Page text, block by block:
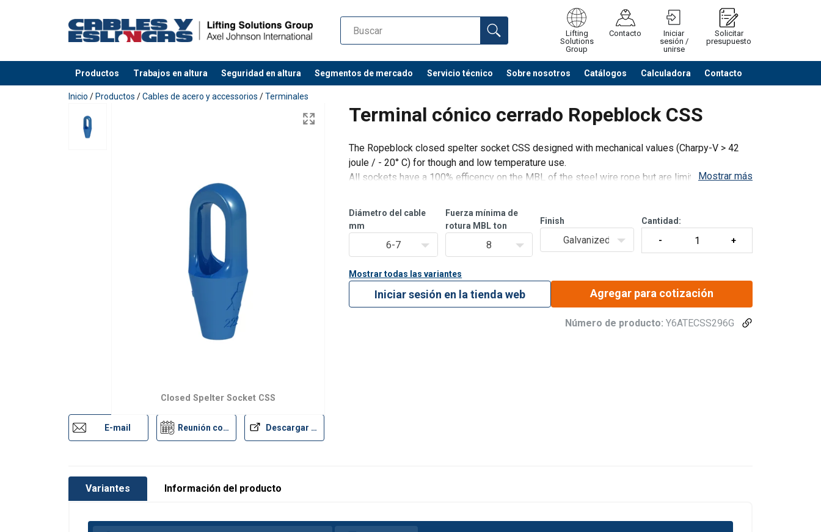
Lifting
Solutions
Group
Contacto
Iniciar
sesión /
unirse
Solicitar
presupuesto
Productos Trabajos en altura Seguridad en altura Segmentos de mercado Servicio técnico Sobre nosotros Catálogos Calculadora Contacto
Agregado a su presupuesto Cerrar Ver listado cotización
Inicio / Productos /Cables de acero y accessorios /Terminales
Terminal cónico cerrado Ropeblock CSS
Closed Spelter Socket CSS
E-mail Reunión con un experto Descargar ficha técnica
The Ropeblock closed spelter socket CSS designed with mechanical values (Charpy-V > 42
joule / - 20° C) for though and low temperature use.
All sockets have a 100% efficency on the MBL of the steel wire rope but are limited to the
The CSS sockets are Type Approved by DNV and
Mostrar más
Diámetro del cable
mm
6-7
Fuerza mínima de
rotura MBL ton
8
Finish
Galvanized
Cantidad:
Mostrar todas las variantes
Iniciar sesión en la tienda web Agregar para cotización
Número de producto: Y6ATECSS296G
Variantes Información del producto